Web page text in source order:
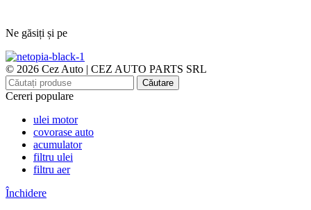
Ne găsiți și pe
© 2026 Cez Auto | CEZ AUTO PARTS SRL
Căutare
Cereri populare
ulei motor
covorase auto
acumulator
filtru ulei
filtru aer
Închidere